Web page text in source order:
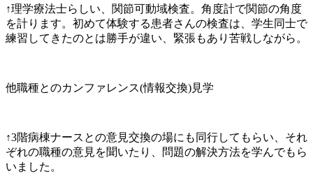
↑理学療法士らしい、関節可動域検査。角度計で関節の角度
を計ります。初めて体験する患者さんの検査は、学生同士で
練習してきたのとは勝手が違い、緊張もあり苦戦しながら。
他職種とのカンファレンス(情報交換)見学
↑3階病棟ナースとの意見交換の場にも同行してもらい、それ
ぞれの職種の意見を聞いたり、問題の解決方法を学んでもら
いました。